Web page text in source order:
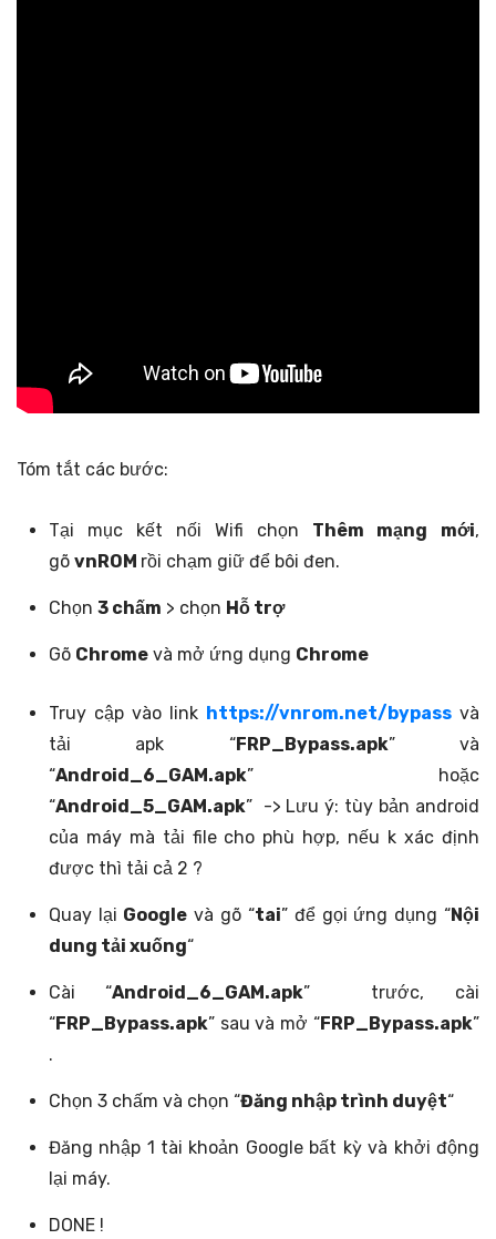
Tóm tắt các bước:
Tại mục kết nối Wifi chọn Thêm mạng mới,
gõ vnROM rồi chạm giữ để bôi đen.
Chọn 3 chấm > chọn Hỗ trợ
Gõ Chromevà mở ứng dụng Chrome
Truy cập vào link https://vnrom.net/bypassvà
tải apk “FRP_Bypass.apk” và
“Android_6_GAM.apk” hoặc
“Android_5_GAM.apk” -> Lưu ý: tùy bản android
của máy mà tải file cho phù hợp, nếu k xác định
được thì tải cả 2 ?
Quay lại Google và gõ “tai” để gọi ứng dụng “Nội
dung tải xuống“
Cài “Android_6_GAM.apk” trước, cài
“FRP_Bypass.apk” sau và mở “FRP_Bypass.apk”
.
Chọn 3 chấm và chọn “Đăng nhập trình duyệt“
Đăng nhập 1 tài khoản Google bất kỳ và khởi động
lại máy.
DONE !